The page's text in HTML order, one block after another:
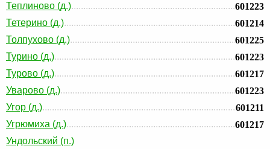
Теплиново (д.)
601223
Тетерино (д.)
601214
Толпухово (д.)
601225
Турино (д.)
601223
Турово (д.)
601217
Уварово (д.)
601223
Угор (д.)
601211
Угрюмиха (д.)
601217
Ундольский (п.)